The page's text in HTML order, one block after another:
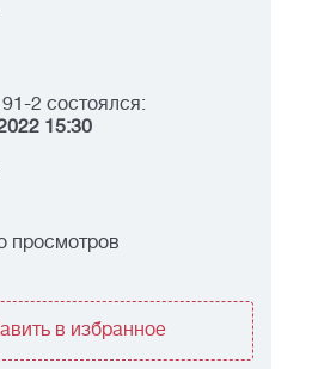
2 состоялся:
15:30
просмотров
в избранное